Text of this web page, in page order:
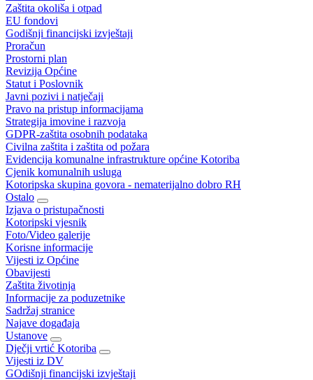
Zaštita okoliša i otpad
EU fondovi
Godišnji financijski izvještaji
Proračun
Prostorni plan
Revizija Općine
Statut i Poslovnik
Javni pozivi i natječaji
Pravo na pristup informacijama
Strategija imovine i razvoja
GDPR-zaštita osobnih podataka
Civilna zaštita i zaštita od požara
Evidencija komunalne infrastrukture općine Kotoriba
Cjenik komunalnih usluga
Kotoripska skupina govora - nematerijalno dobro RH
Ostalo
Izjava o pristupačnosti
Kotoripski vjesnik
Foto/Video galerije
Korisne informacije
Vijesti iz Općine
Obavijesti
Zaštita životinja
Informacije za poduzetnike
Sadržaj stranice
Najave događaja
Ustanove
Dječji vrtić Kotoriba
Vijesti iz DV
GOdišnji financijski izvještaji